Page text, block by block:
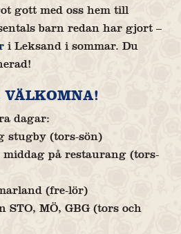
gott med oss hem till
barn redan har gjort –
i Leksand i sommar. Du
dagar:
stugby (tors-sön)
på restaurang (tors-
(fre-lör)
MÖ, GBG (tors och